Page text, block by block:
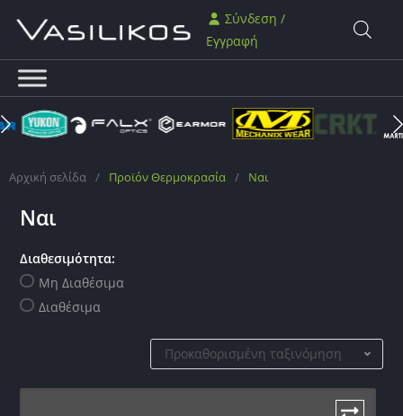
Σύνδεση /
Εγγραφή
Αρχική σελίδα / Προϊόν Θερμοκρασία / Ναι
Ναι
Διαθεσιμότητα:
Μη Διαθέσιμα
Διαθέσιμα
Προκαθορισμένη ταξινόμηση